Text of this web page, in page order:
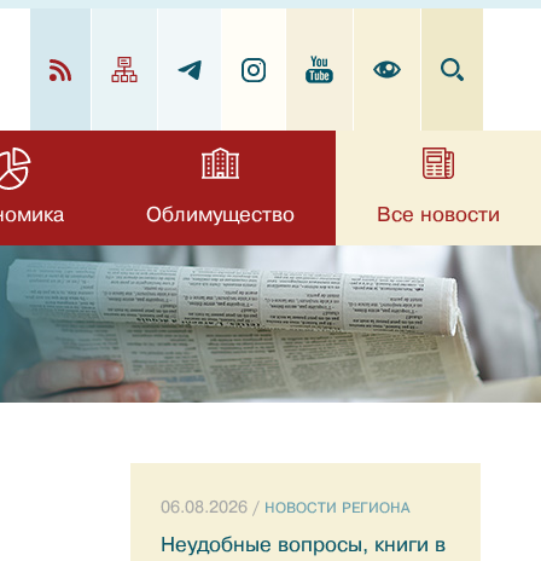
Облимущество Все новости
06.08.2026 / НОВОСТИ РЕГИОНА
Неудобные вопросы, книги в